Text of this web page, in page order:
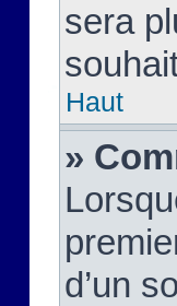
sera
Haut
»
d’un